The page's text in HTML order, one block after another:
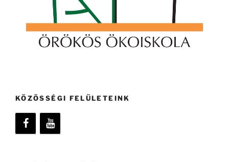
KÖZÖSSÉGI FELÜLETEINK